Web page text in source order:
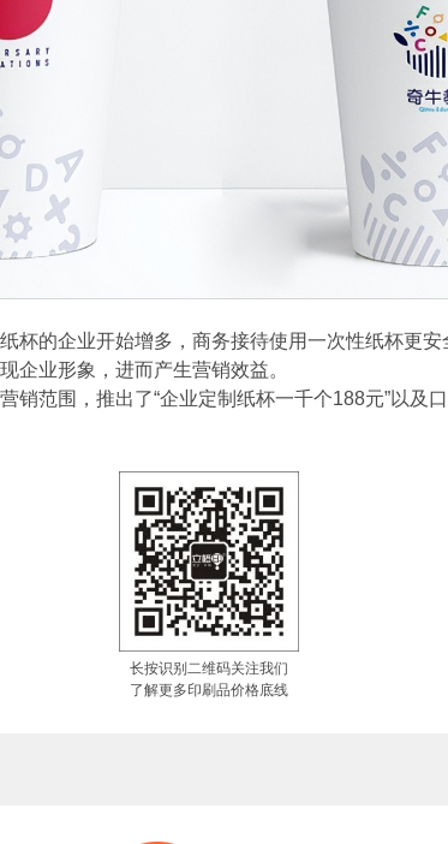
杯的企业开始增多，商务接待使用一次性纸杯更
企业形象，进而产生营销效益。
销范围，推出了“企业定制纸杯一千个188元”以及
长按识别二维码关注我们
了解更多印刷品价格底线